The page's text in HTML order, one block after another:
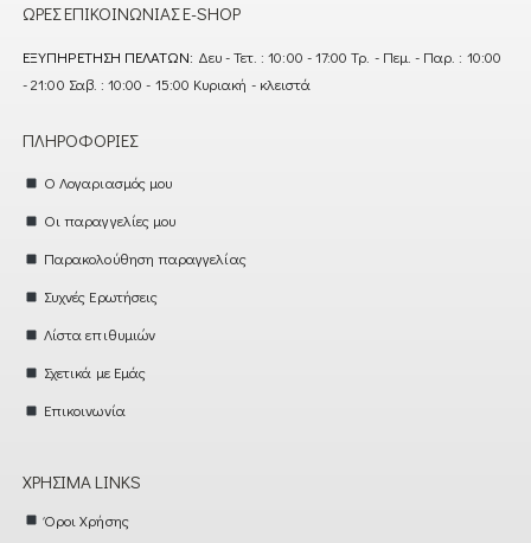
ΏΡΕΣ ΕΠΙΚΟΙΝΩΝΊΑΣ E-SHOP
ΕΞΥΠΗΡΈΤΗΣΗ ΠΕΛΑΤΏΝ: Δευ - Τετ. : 10:00 - 17:00 Τρ. - Πεμ. - Παρ. : 10:00
- 21:00 Σαβ. : 10:00 - 15:00 Κυριακή - κλειστά
ΠΛΗΡΟΦΟΡΊΕΣ
Ο Λογαριασμός μου
Οι παραγγελίες μου
Παρακολούθηση παραγγελίας
Συχνές Ερωτήσεις
Λίστα επιθυμιών
Σχετικά με Εμάς
Επικοινωνία
ΧΡΉΣΙΜΑ LINKS
Όροι Χρήσης